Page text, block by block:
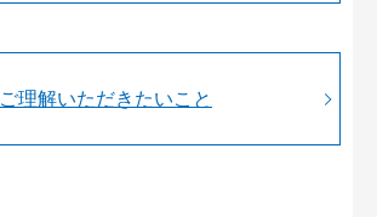
ご理解いただきたいこと